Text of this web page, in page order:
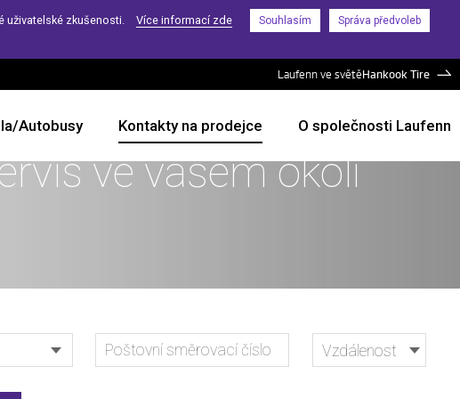
uživatelské zkušenosti. Více informací zde Souhlasím Správa předvoleb
Laufenn ve světěHankook Tire
Autobusy Kontakty na prodejce O společnosti Laufenn
ve vašem okolí
Vzdálenost